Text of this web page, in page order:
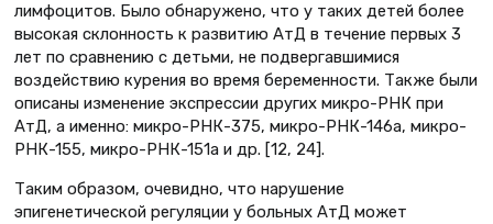
лимфоцитов. Было обнаружено, что у таких детей более
высокая склонность к развитию АтД в течение первых 3
лет по сравнению с детьми, не подвергавшимися
воздействию курения во время беременности. Также были
описаны изменение экспрессии других микро-РНК при
АтД, а именно: микро-РНК-375, микро-РНК-146a, микро-
РНК-155, микро-РНК-151a и др. [12, 24].
Таким образом, очевидно, что нарушение
эпигенетической регуляции у больных АтД может